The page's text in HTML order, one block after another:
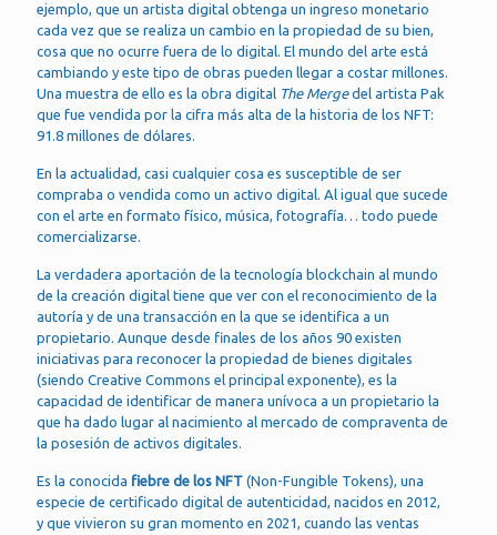
ejemplo, que un artista digital obtenga un ingreso monetario
cada vez que se realiza un cambio en la propiedad de su bien,
cosa que no ocurre fuera de lo digital. El mundo del arte está
cambiando y este tipo de obras pueden llegar a costar millones.
Una muestra de ello es la obra digital The Mergedel artista Pak
que fue vendida por la cifra más alta de la historia de los NFT:
91.8 millones de dólares.
En la actualidad, casi cualquier cosa es susceptible de ser
compraba o vendida como un activo digital. Al igual que sucede
con el arte en formato físico, música, fotografía… todo puede
comercializarse.
La verdadera aportación de la tecnología blockchain al mundo
de la creación digital tiene que ver con el reconocimiento de la
autoría y de una transacción en la que se identifica a un
propietario. Aunque desde finales de los años 90 existen
iniciativas para reconocer la propiedad de bienes digitales
(siendo Creative Commons el principal exponente), es la
capacidad de identificar de manera unívoca a un propietario la
que ha dado lugar al nacimiento al mercado de compraventa de
la posesión de activos digitales.
Es la conocida fiebre de los NFT (Non-Fungible Tokens), una
especie de certificado digital de autenticidad, nacidos en 2012,
y que vivieron su gran momento en 2021, cuando las ventas